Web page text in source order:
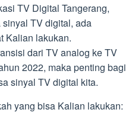
TV Digital Tangerang,
TV digital, ada
Kalian lakukan.
dari TV analog ke TV
2022, maka penting bagi
sinyal TV digital kita.
yang bisa Kalian lakukan: